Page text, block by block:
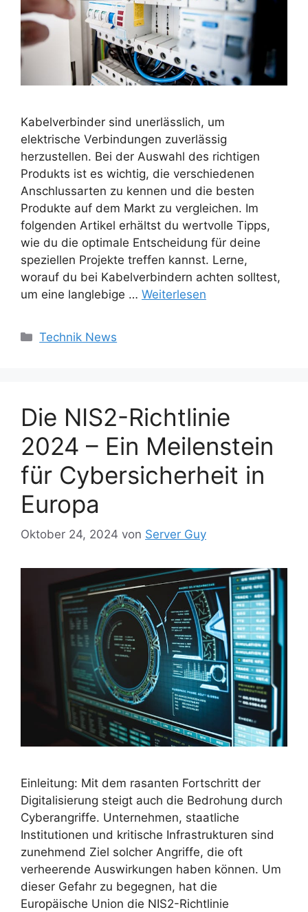
Kabelverbinder sind unerlässlich, um
elektrische Verbindungen zuverlässig
herzustellen. Bei der Auswahl des richtigen
Produkts ist es wichtig, die verschiedenen
Anschlussarten zu kennen und die besten
Produkte auf dem Markt zu vergleichen. Im
folgenden Artikel erhältst du wertvolle Tipps,
wie du die optimale Entscheidung für deine
speziellen Projekte treffen kannst. Lerne,
worauf du bei Kabelverbindern achten solltest,
um eine langlebige … Weiterlesen
Kategorien
Technik News
Die NIS2-Richtlinie
2024 – Ein Meilenstein
für Cybersicherheit in
Europa
Oktober 24, 2024 von Server Guy
Einleitung: Mit dem rasanten Fortschritt der
Digitalisierung steigt auch die Bedrohung durch
Cyberangriffe. Unternehmen, staatliche
Institutionen und kritische Infrastrukturen sind
zunehmend Ziel solcher Angriffe, die oft
verheerende Auswirkungen haben können. Um
dieser Gefahr zu begegnen, hat die
Europäische Union die NIS2-Richtlinie